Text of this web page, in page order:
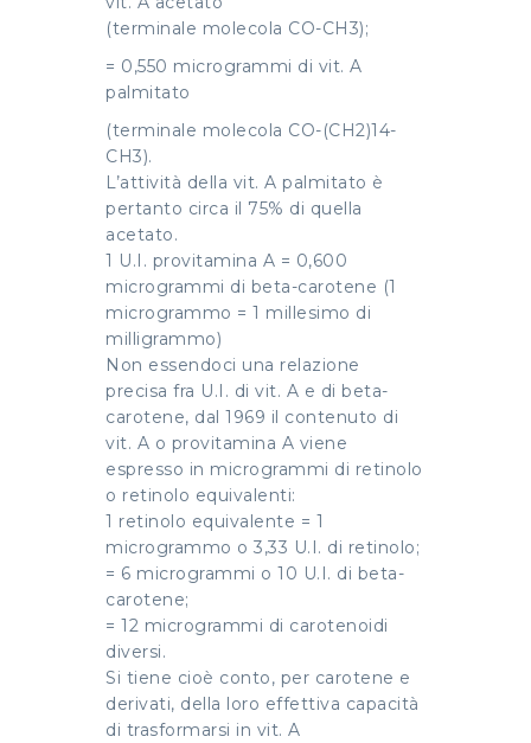
(terminale molecola CO-CH3);
= 0,550 microgrammi di vit. A
palmitato
(terminale molecola CO-(CH2)14-
CH3).
L’attività della vit. A palmitato è
pertanto circa il 75% di quella
acetato.
1 U.I. provitamina A = 0,600
microgrammi di beta-carotene (1
microgrammo = 1 millesimo di
milligrammo)
Non essendoci una relazione
precisa fra U.I. di vit. A e di beta-
carotene, dal 1969 il contenuto di
vit. A o provitamina A viene
espresso in microgrammi di retinolo
o retinolo equivalenti:
1 retinolo equivalente = 1
microgrammo o 3,33 U.I. di retinolo;
= 6 microgrammi o 10 U.I. di beta-
carotene;
= 12 microgrammi di carotenoidi
diversi.
Si tiene cioè conto, per carotene e
derivati, della loro effettiva capacità
di trasformarsi in vit. A